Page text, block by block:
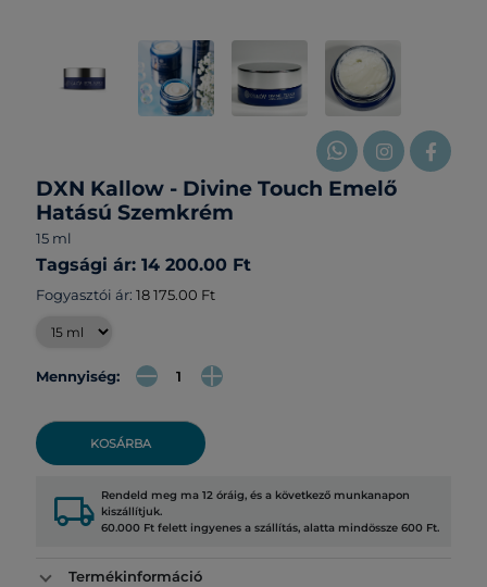
DXN Kallow - Divine Touch Emelő
Hatású Szemkrém
15 ml
Tagsági ár: 14 200.00 Ft
Fogyasztói ár: 18 175.00 Ft
Mennyiség:
KOSÁRBA
local_shipping Rendeld meg ma 12 óráig, és a következő munkanapon
kiszállítjuk.
60.000 Ft felett ingyenes a szállítás, alatta mindössze 600 Ft.
Termékinformáció